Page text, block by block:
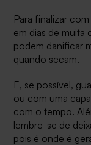
Para finalizar
em dias de muita
podem danificar
quando secam.
E, se possível,
ou com uma
com o tempo.
lembre-se de
pois é onde é